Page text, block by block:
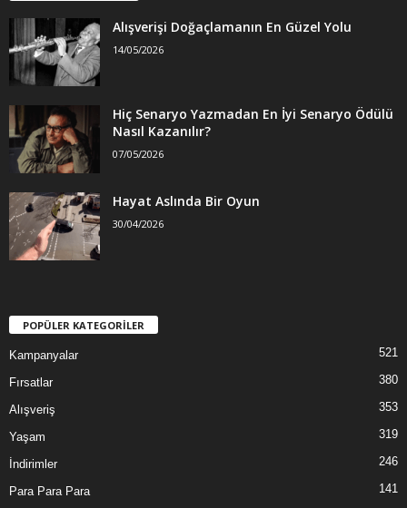
Alışverişi Doğaçlamanın En Güzel Yolu
14/05/2026
Hiç Senaryo Yazmadan En İyi Senaryo Ödülü
Nasıl Kazanılır?
07/05/2026
Hayat Aslında Bir Oyun
30/04/2026
POPÜLER KATEGORİLER
Kampanyalar 521
Fırsatlar 380
Alışveriş 353
Yaşam 319
İndirimler 246
Para Para Para 141